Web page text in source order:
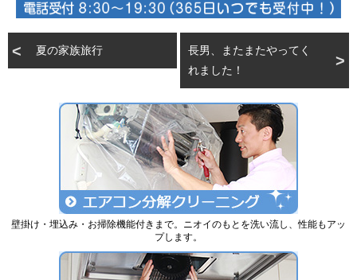
夏の家族旅行
長男、またまたやってく
れました！
壁掛け・埋込み・お掃除機能付きまで。ニオイのもとを洗い流し、性能もアッ
プします。